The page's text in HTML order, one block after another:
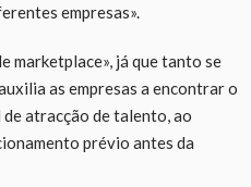
empresas».
marketplace», já que tanto se
as empresas a encontrar o
atracção de talento, ao
prévio antes da